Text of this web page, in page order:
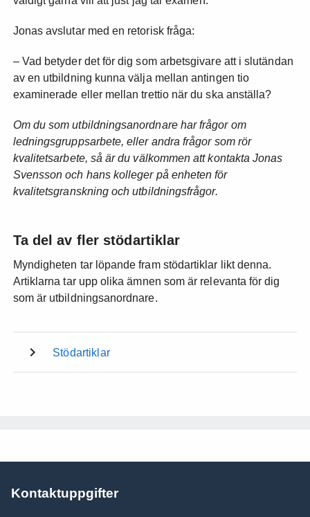
Jonas avslutar med en retorisk fråga:
– Vad betyder det för dig som arbetsgivare att i slutändan
av en utbildning kunna välja mellan antingen tio
examinerade eller mellan trettio när du ska anställa?
Om du som utbildningsanordnare har frågor om
ledningsgruppsarbete, eller andra frågor som rör
kvalitetsarbete, så är du välkommen att kontakta Jonas
Svensson och hans kolleger på enheten för
kvalitetsgranskning och utbildningsfrågor.
Ta del av fler stödartiklar
Myndigheten tar löpande fram stödartiklar likt denna.
Artiklarna tar upp olika ämnen som är relevanta för dig
som är utbildningsanordnare.
Stödartiklar
Kontaktuppgifter